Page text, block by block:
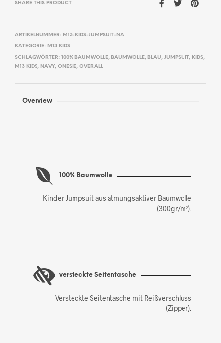
SHARE THIS PRODUCT
ARTIKELNUMMER: M13-KIDS-JUMPSUIT-NA
KATEGORIE: M13 KIDS
SCHLAGWÖRTER: 100% BAUMWOLLE, BAUMWOLLE, BLAU, JUMPSUIT, KIDS,
M13 KIDS, NAVY, ONESIE, OVERALL
Overview
100% Baumwolle
Kinder Jumpsuit aus atmungsaktiver Baumwolle
(300gr/m²).
versteckte Seitentasche
Versteckte Seitentasche mit Reißverschluss
(Zipper).